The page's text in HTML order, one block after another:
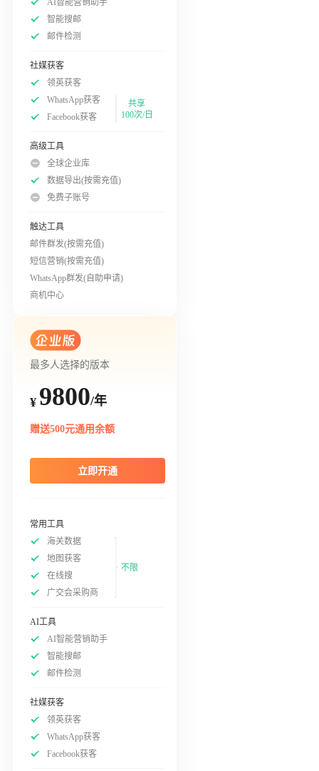
AI智能营销助手
智能搜邮
邮件检测
社媒获客
领英获客
WhatsApp获客
Facebook获客
共享
100次/日
高级工具
全球企业库
数据导出(按需充值)
免费子账号
触达工具
邮件群发(按需充值)
短信营销(按需充值)
WhatsApp群发(自助申请)
商机中心
最多人选择的版本
¥ 9800/年
赠送500元通用余额
立即开通
常用工具
海关数据
地图获客
在线搜
广交会采购商
不限
AI工具
AI智能营销助手
智能搜邮
邮件检测
社媒获客
领英获客
WhatsApp获客
Facebook获客